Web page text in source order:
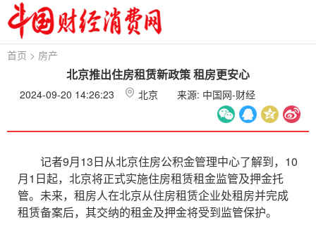
首页 > 房产
北京推出住房租赁新政策 租房更安心
2024-09-20 14:26:23 北京 来源: 中国网-财经
记者9月13日从北京住房公积金管理中心了解到，10
月1日起，北京将正式实施住房租赁租金监管及押金托
管。未来，租房人在北京从住房租赁企业处租房并完成
租赁备案后，其交纳的租金及押金将受到监管保护。